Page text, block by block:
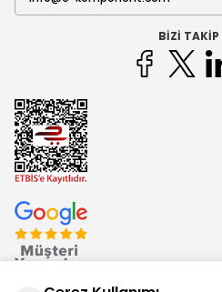
BIZI TAKIP